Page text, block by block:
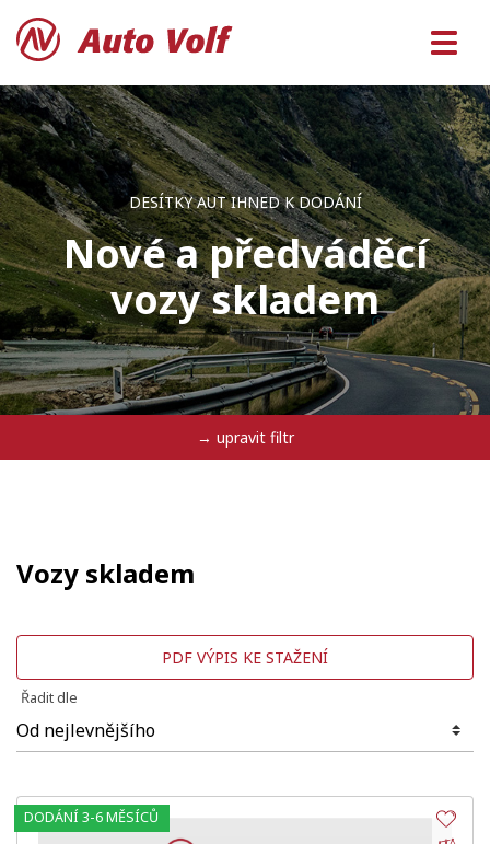
DESÍTKY AUT IHNED K DODÁNÍ
Nové a předváděcí
vozy skladem
→ upravit filtr
Vozy skladem
PDF VÝPIS KE STAŽENÍ
Řadit dle
DODÁNÍ 3-6 MĚSÍCŮ